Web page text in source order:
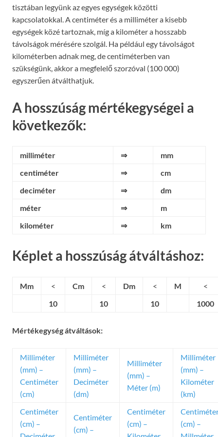
tisztában legyünk az egyes egységek közötti
kapcsolatokkal. A centiméter és a milliméter a kisebb
egységek közé tartoznak, míg a kilométer a hosszabb
távolságok mérésére szolgál. Ha például egy távolságot
kilométerben adnak meg, de centiméterben van
szükségünk, akkor a megfelelő szorzóval (100 000)
egyszerűen átválthatjuk.
A hosszúság mértékegységei a
következők:
milliméter ⇒
mm
centiméter
⇒
cm
deciméter
⇒
dm
méter
⇒
m
kilométer
⇒ km
Képlet a hosszúság átváltáshoz:
Mm < Cm < Dm < M
<
10
10 10 1000
Mértékegység átváltások:
Milliméter
(mm) –
Centiméter
(cm)
Milliméter
(mm) –
Deciméter
(dm)
Milliméter
(mm) –
Méter (m)
Milliméter
(mm) –
Kilométer
(km)
Centiméter
(cm) –
Centiméter
(cm) –
Centiméter
(cm) –
(cm) –